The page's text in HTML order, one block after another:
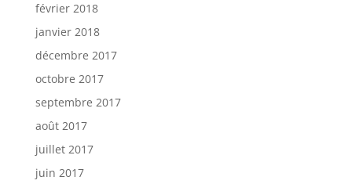
février 2018
janvier 2018
décembre 2017
octobre 2017
septembre 2017
août 2017
juillet 2017
juin 2017